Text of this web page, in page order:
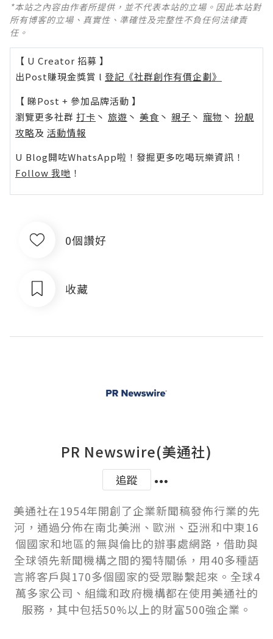
*本站之內容由作者所提供，並不代表本站的立場。因此本站對
所有博客的立場、真實性、準確性及完整性不負任何法律責
任。
【 U Creator 招募 】
出Post賺現金獎賞 l 登記《社群創作有價企劃》
【 睇Post + 參加品牌活動 】
瀏覽更多社群 打卡 丶 旅遊 丶 美食 丶 親子 丶 寵物 丶 扮靚
攻略及 活動情報
U Blog開咗WhatsApp啦！發掘更多吃喝玩樂資訊！
Follow 我哋 ！
0個讚好
收藏
PR Newswire(美通社)
追蹤
美通社在1954年開創了企業新聞稿發佈行業的先
河，通過分佈在南北美洲、歐洲、亞洲和中東16
個國家和地區的無與倫比的辦事處網路，借助與
全球領先新聞機構之間的獨特關係，用40多種語
言將客戶與170多個國家的受眾聯繫起來。全球4
萬多家公司、組織和政府機構都在使用美通社的
服務，其中包括50%以上的財富500強企業。